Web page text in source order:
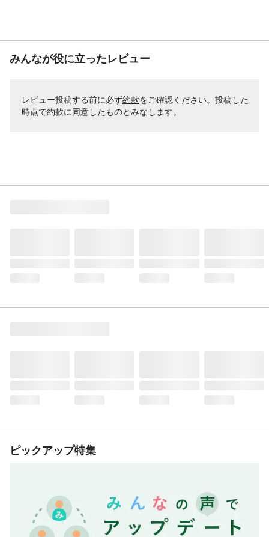
みんなが役に立ったレビュー
レビュー投稿する前に必ず約款をご確認ください。投稿した
時点で約款に同意したものとみなします。
ピックアップ特集